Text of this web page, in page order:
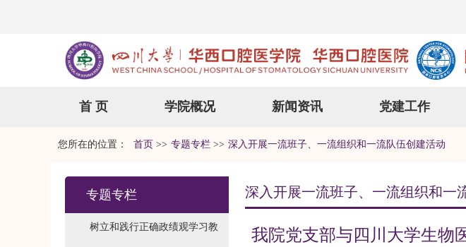
首 页 学院概况 新闻资讯 党建工作
您所在的位置： 首页 >> 专题专栏 >> 深入开展一流班子、一流组织和一流队伍创建活动
专题专栏
树立和践行正确政绩观学习教
深入开展一流班子、一流组织和一
我院党支部与四川大学生物